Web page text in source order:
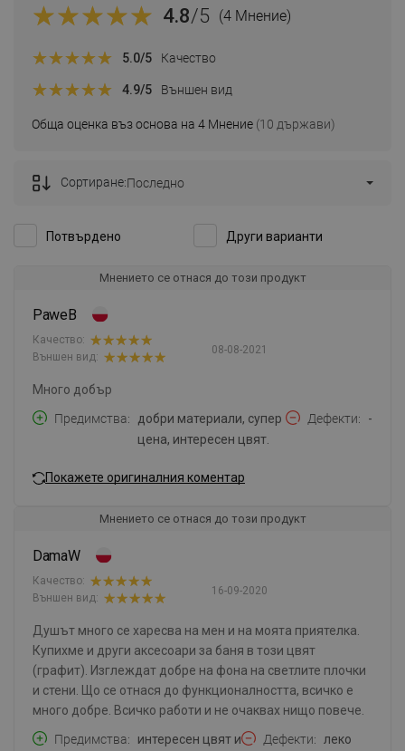
4.8/5 (4 Мнение)
Обща оценка въз основа на 4 Мнение (10 държави)
5.0/5 Качество
4.9/5 Външен вид
Потвърдено Други варианти
Сортиране:Последно
Мнението се отнася до този продукт
PaweB
08-08-2021
Качество:
Външен вид:
Много добър
Предимства
добри материали, супер
цена, интересен цвят.
Дефекти -
Покажете оригиналния коментар
Мнението се отнася до този продукт
DamaW
16-09-2020
Качество:
Външен вид:
Душът много се харесва на мен и на моята приятелка.
Купихме и други аксесоари за баня в този цвят
(графит). Изглеждат добре на фона на светлите плочки
и стени. Що се отнася до функционалността, всичко е
много добре. Всичко работи и не очаквах нищо повече.
Предимства
интересен цвят и
Дефекти
леко